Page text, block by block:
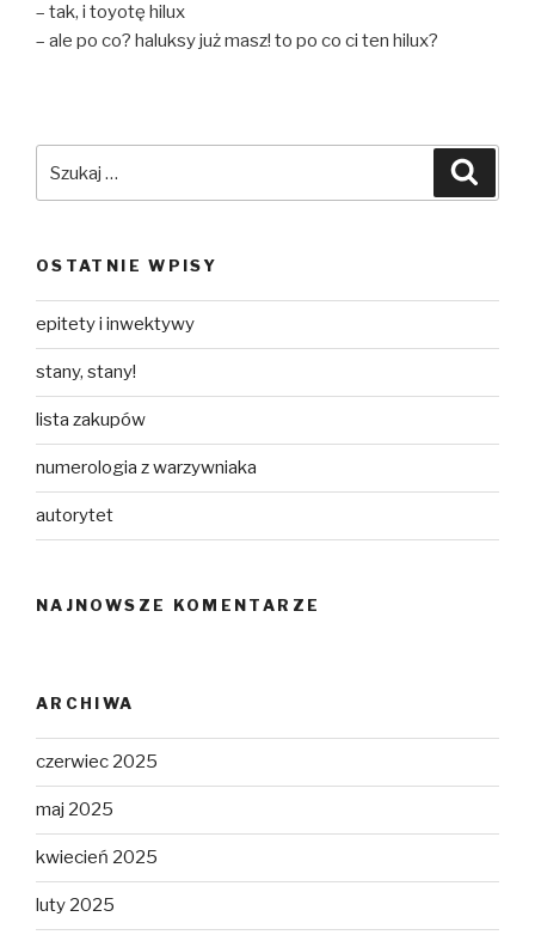
– tak, i toyotę hilux
– ale po co? haluksy już masz! to po co ci ten hilux?
OSTATNIE WPISY
epitety i inwektywy
stany, stany!
lista zakupów
numerologia z warzywniaka
autorytet
NAJNOWSZE KOMENTARZE
ARCHIWA
czerwiec 2025
maj 2025
kwiecień 2025
luty 2025